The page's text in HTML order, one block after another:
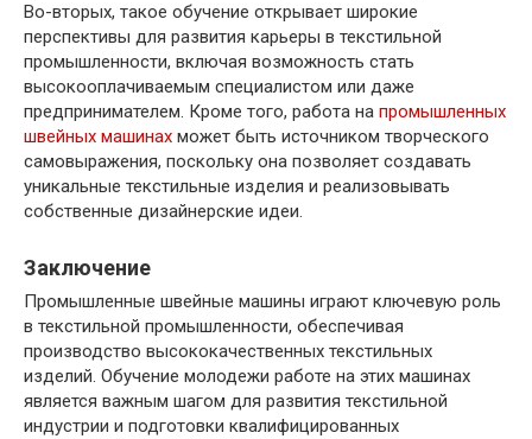
Во-вторых, такое обучение открывает широкие
перспективы для развития карьеры в текстильной
промышленности, включая возможность стать
высокооплачиваемым специалистом или даже
предпринимателем. Кроме того, работа на промышленных
швейных машинах может быть источником творческого
самовыражения, поскольку она позволяет создавать
уникальные текстильные изделия и реализовывать
собственные дизайнерские идеи.
Заключение
Промышленные швейные машины играют ключевую роль
в текстильной промышленности, обеспечивая
производство высококачественных текстильных
изделий. Обучение молодежи работе на этих машинах
является важным шагом для развития текстильной
индустрии и подготовки квалифицированных